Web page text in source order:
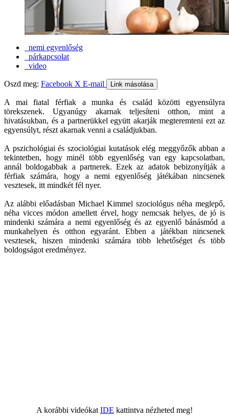
nemi egyenlőség
párkapcsolat
video
Oszd meg: Facebook X E-mail Link másolása
A mai fiatal férfiak a munka és család közötti egyensúlyra
törekszenek. Ugyanúgy akarnak teljesíteni otthon, mint a
hivatásukban, és a partnerükkel együtt akarják megteremteni ezt az
egyensúlyt, részt akarnak venni a családjukban.
A pszichológiai és szociológiai kutatások elég meggyőzők abban a
tekintetben, hogy minél több egyenlőség van egy kapcsolatban,
annál boldogabbak a partnerek. Ezek az adatok bebizonyítják a
férfiak számára, hogy a nemi egyenlőség játékában nincsenek
vesztesek, itt mindkét fél nyer.
Az alábbi előadásban Michael Kimmel szociológus néha meglepő,
néha vicces módon amellett érvel, hogy nemcsak helyes, de jó is
mindenki számára a nemi egyenlőség és az egyenlő bánásmód a
munkahelyen és otthon egyaránt. Ebben a játékban nincsenek
vesztesek, hiszen mindenki számára több lehetőséget és több
boldogságot eredményez.
A korábbi videókat IDE kattintva nézheted meg!